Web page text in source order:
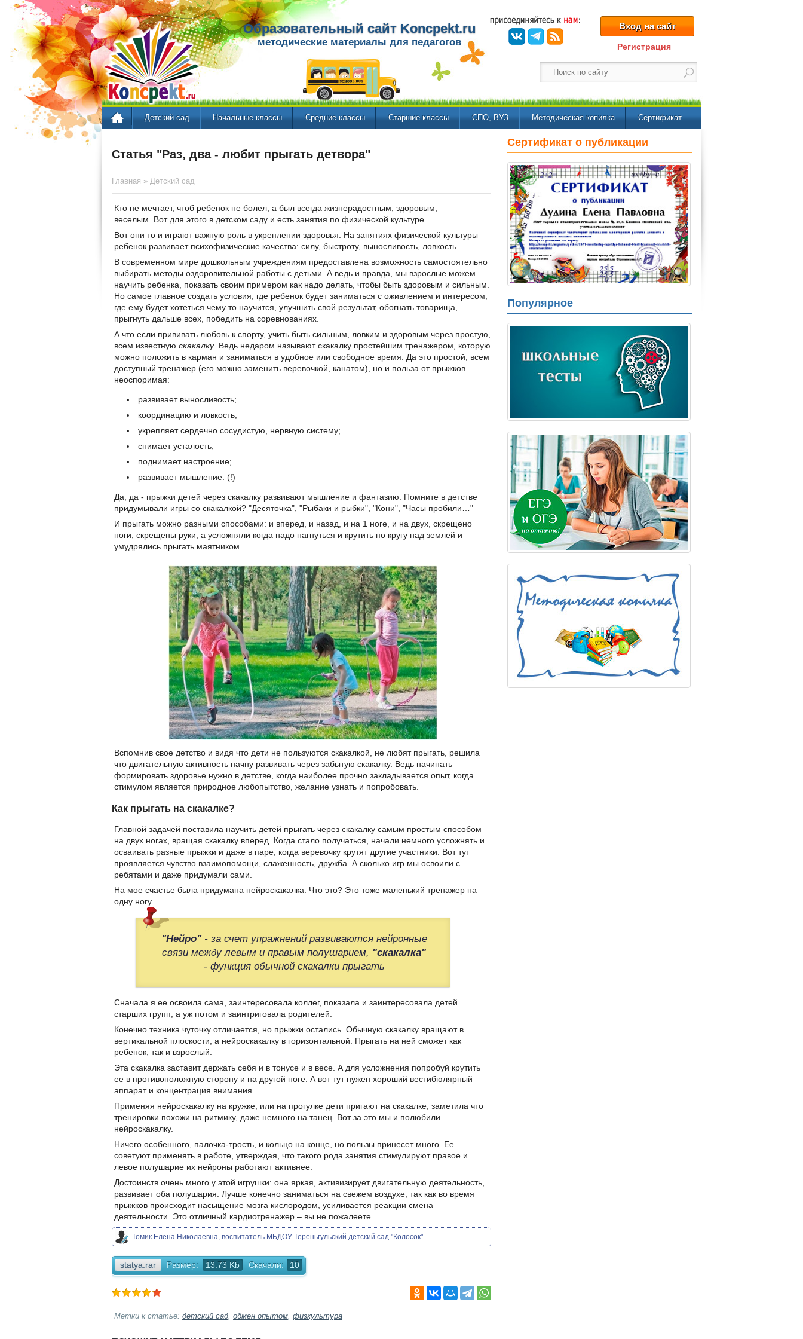
Образовательный сайт Koncpekt.ru
методические материалы для педагогов
Вход на сайт
Регистрация
Детский сад Начальные классы Средние классы Старшие классы СПО, ВУЗ Методическая копилка Сертификат
Статья "Раз, два - любит прыгать детвора"
Главная » Детский сад
Кто не мечтает, чтоб ребенок не болел, а был всегда жизнерадостным, здоровым,
веселым. Вот для этого в детском саду и есть занятия по физической культуре.
Вот они то и играют важную роль в укреплении здоровья. На занятиях физической культуры
ребенок развивает психофизические качества: силу, быстроту, выносливость, ловкость.
В современном мире дошкольным учреждениям предоставлена возможность самостоятельно
выбирать методы оздоровительной работы с детьми. А ведь и правда, мы взрослые можем
научить ребенка, показать своим примером как надо делать, чтобы быть здоровым и сильным.
Но самое главное создать условия, где ребенок будет заниматься с оживлением и интересом,
где ему будет хотеться чему то научится, улучшить свой результат, обогнать товарища,
прыгнуть дальше всех, победить на соревнованиях.
А что если прививать любовь к спорту, учить быть сильным, ловким и здоровым через простую,
всем известную скакалку. Ведь недаром называют скакалку простейшим тренажером, которую
можно положить в карман и заниматься в удобное или свободное время. Да это простой, всем
доступный тренажер (его можно заменить веревочкой, канатом), но и польза от прыжков
неоспоримая:
развивает выносливость;
координацию и ловкость;
укрепляет сердечно сосудистую, нервную систему;
снимает усталость;
поднимает настроение;
развивает мышление. (!)
Да, да - прыжки детей через скакалку развивают мышление и фантазию. Помните в детстве
придумывали игры со скакалкой? "Десяточка", "Рыбаки и рыбки", "Кони", "Часы пробили…"
И прыгать можно разными способами: и вперед, и назад, и на 1 ноге, и на двух, скрещено
ноги, скрещены руки, а усложняли когда надо нагнуться и крутить по кругу над землей и
умудрялись прыгать маятником.
Вспомнив свое детство и видя что дети не пользуются скакалкой, не любят прыгать, решила
что двигательную активность начну развивать через забытую скакалку. Ведь начинать
формировать здоровье нужно в детстве, когда наиболее прочно закладывается опыт, когда
стимулом является природное любопытство, желание узнать и попробовать.
Как прыгать на скакалке?
Главной задачей поставила научить детей прыгать через скакалку самым простым способом
на двух ногах, вращая скакалку вперед. Когда стало получаться, начали немного усложнять и
осваивать разные прыжки и даже в паре, когда веревочку крутят другие участники. Вот тут
проявляется чувство взаимопомощи, слаженность, дружба. А сколько игр мы освоили с
ребятами и даже придумали сами.
На мое счастье была придумана нейроскакалка. Что это? Это тоже маленький тренажер на
одну ногу.
"Нейро"- за счет упражнений развиваются нейронные
связи между левым и правым полушарием, "скакалка"
- функция обычной скакалки прыгать
Сначала я ее освоила сама, заинтересовала коллег, показала и заинтересовала детей
старших групп, а уж потом и заинтриговала родителей.
Конечно техника чуточку отличается, но прыжки остались. Обычную скакалку вращают в
вертикальной плоскости, а нейроскакалку в горизонтальной. Прыгать на ней сможет как
ребенок, так и взрослый.
Эта скакалка заставит держать себя и в тонусе и в весе. А для усложнения попробуй крутить
ее в противоположную сторону и на другой ноге. А вот тут нужен хороший вестибюлярный
аппарат и концентрация внимания.
Применяя нейроскакалку на кружке, или на прогулке дети пригают на скакалке, заметила что
тренировки похожи на ритмику, даже немного на танец. Вот за это мы и полюбили
нейроскакалку.
Ничего особенного, палочка-трость, и кольцо на конце, но пользы принесет много. Ее
советуют применять в работе, утверждая, что такого рода занятия стимулируют правое и
левое полушарие их нейроны работают активнее.
Достоинств очень много у этой игрушки: она яркая, активизирует двигательную деятельность,
развивает оба полушария. Лучше конечно заниматься на свежем воздухе, так как во время
прыжков происходит насыщение мозга кислородом, усиливается реакции смена
деятельности. Это отличный кардиотренажер – вы не пожалеете.
Томик Елена Николаевна, воспитатель МБДОУ Тереньгульский детский сад "Колосок"
statya.rar Размер: 13.73 Kb Скачали: 10
Метки к статье: детский сад, обмен опытом, физкультура
Сертификат о публикации
Популярное